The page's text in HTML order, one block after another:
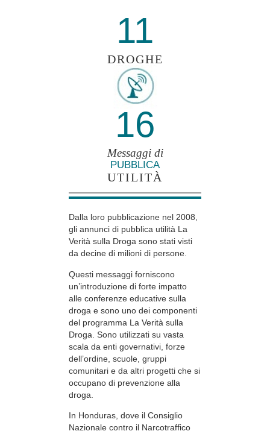
11
DROGHE
16
Messaggi di
PUBBLICA
UTILITÀ
Dalla loro pubblicazione nel 2008,
gli annunci di pubblica utilità La
Verità sulla Droga sono stati visti
da decine di milioni di persone.
Questi messaggi forniscono
un’introduzione di forte impatto
alle conferenze educative sulla
droga e sono uno dei componenti
del programma La Verità sulla
Droga. Sono utilizzati su vasta
scala da enti governativi, forze
dell’ordine, scuole, gruppi
comunitari e da altri progetti che si
occupano di prevenzione alla
droga.
In Honduras, dove il Consiglio
Nazionale contro il Narcotraffico